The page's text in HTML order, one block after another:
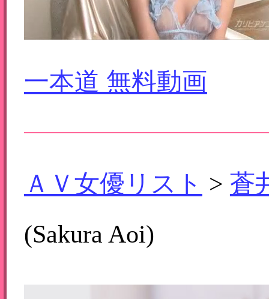
一本道 無料動画
ＡＶ女優リスト > 蒼
(Sakura Aoi)